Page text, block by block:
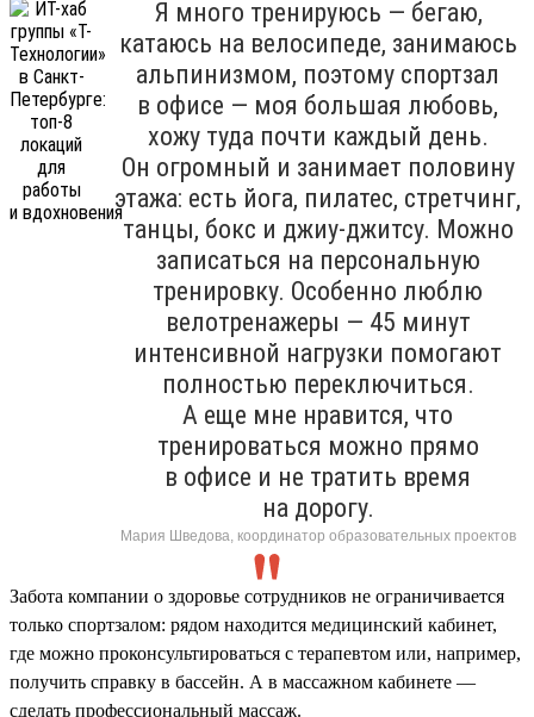
Я много тренируюсь — бегаю,
катаюсь на велосипеде, занимаюсь
альпинизмом, поэтому спортзал
в офисе — моя большая любовь,
хожу туда почти каждый день.
Он огромный и занимает половину
этажа: есть йога, пилатес, стретчинг,
танцы, бокс и джиу-джитсу. Можно
записаться на персональную
тренировку. Особенно люблю
велотренажеры — 45 минут
интенсивной нагрузки помогают
полностью переключиться.
А еще мне нравится, что
тренироваться можно прямо
в офисе и не тратить время
на дорогу.
Мария Шведова, координатор образовательных проектов
Забота компании о здоровье сотрудников не ограничивается
только спортзалом: рядом находится медицинский кабинет,
где можно проконсультироваться с терапевтом или, например,
получить справку в бассейн. А в массажном кабинете —
сделать профессиональный массаж.